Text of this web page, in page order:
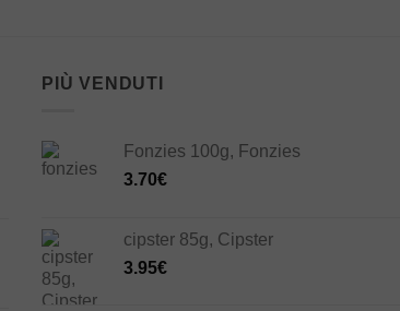
PIÙ VENDUTI
Fonzies 100g, Fonzies
3.70€
cipster 85g, Cipster
3.95€